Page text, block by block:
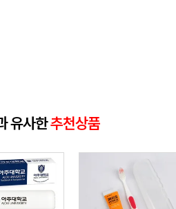
유사한추천상품